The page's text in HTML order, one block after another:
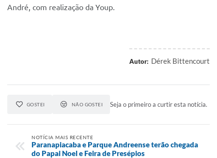
André, com realização da Youp.
Autor: Dérek Bittencourt
GOSTEI NÃO GOSTEI Seja o primeiro a curtir esta notícia.
NOTÍCIA MAIS RECENTE
Paranapiacaba e Parque Andreense terão chegada
do Papai Noel e Feira de Presépios